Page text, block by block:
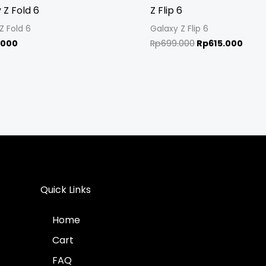
Fold 6
Fold 6
Z Flip 6
Galaxy Z Flip 6
Rp699.000 Rp615.000
Quick Links
Home
Cart
FAQ